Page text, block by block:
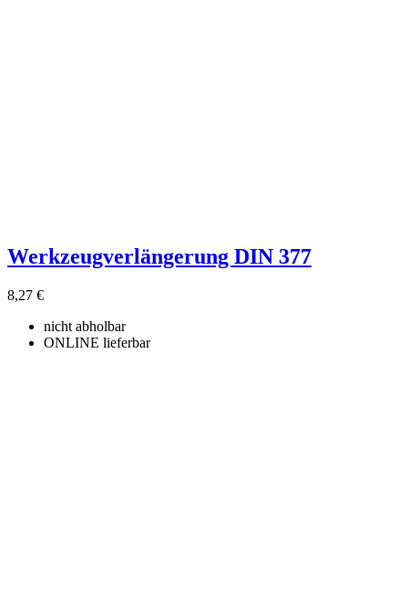
Werkzeugverlängerung DIN 377
8,27 €
nicht abholbar
ONLINE lieferbar